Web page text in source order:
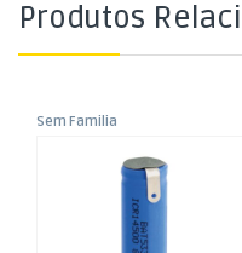
Produtos
Sem Familia
ICR14500 c/ Terminais